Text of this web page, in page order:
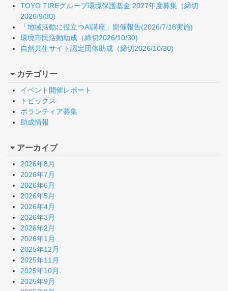
TOYO TIREグループ環境保護基金 2027年度募集（締切
2026/9/30)
「地域活動に役立つAI講座」開催報告(2026/7/18実施)
環境市民活動助成（締切2026/10/30)
自然共生サイト認定団体助成（締切2026/10/30)
カテゴリー
イベント開催レポート
トピックス
ボランティア募集
助成情報
アーカイブ
2026年8月
2026年7月
2026年6月
2026年5月
2026年4月
2026年3月
2026年2月
2026年1月
2025年12月
2025年11月
2025年10月
2025年9月